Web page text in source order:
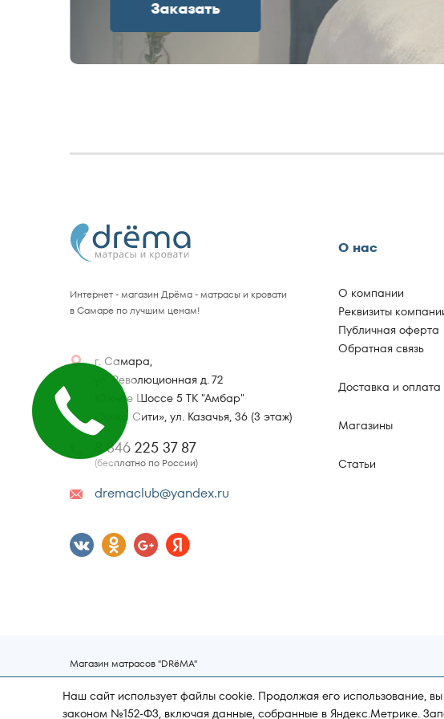
Заказать
Интернет - магазин Дрёма - матрасы и кровати
в Самаре по лучшим ценам!
г. Самара,
ул. Революционная д. 72
Южное Шоссе 5 ТК "Амбар"
«Точка Сити», ул. Казачья, 36 (3 этаж)
8 846 225 37 87
(бесплатно по России)
dremaclub@yandex.ru
О нас
О компании
Реквизиты
Публичная оферта
Обратная связь
Доставка и оплата
Магазины
Статьи
Магазин матрасов "DRёMA"
Поддержка и продвижение сайта
Наш сайт использует файлы cookie. Продолжая его использование,
законом №152-ФЗ, включая данные, собранные в Яндекс.Метрике.